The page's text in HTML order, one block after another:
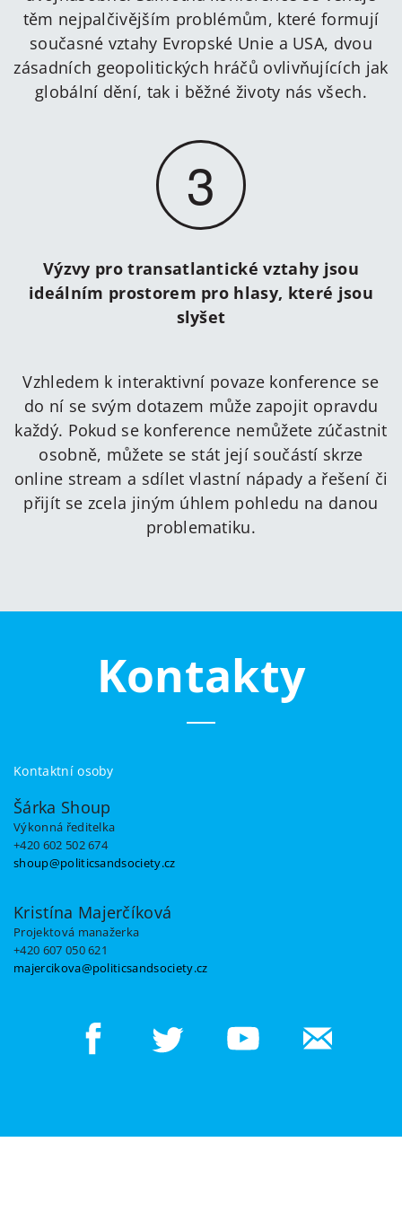
těm nejpalčivějším problémům, které formují
současné vztahy Evropské Unie a USA, dvou
zásadních geopolitických hráčů ovlivňujících jak
globální dění, tak i běžné životy nás všech.
3
Výzvy pro transatlantické vztahy jsou
ideálním prostorem pro hlasy, které jsou
slyšet
Vzhledem k interaktivní povaze konference se
do ní se svým dotazem může zapojit opravdu
každý. Pokud se konference nemůžete zúčastnit
osobně, můžete se stát její součástí skrze
online stream a sdílet vlastní nápady a řešení či
přijít se zcela jiným úhlem pohledu na danou
problematiku.
Kontakty
Kontaktní osoby
Šárka Shoup
Výkonná ředitelka
+420 602 502 674
shoup@politicsandsociety.cz
Kristína Majerčíková
Projektová manažerka
+420 607 050 621
majercikova@politicsandsociety.cz